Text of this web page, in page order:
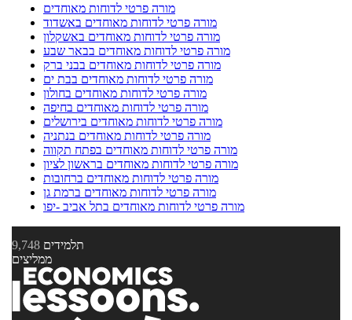
מורה פרטי לדוחות מאוחדים
מורה פרטי לדוחות מאוחדים באשדוד
מורה פרטי לדוחות מאוחדים באשקלון
מורה פרטי לדוחות מאוחדים בבאר שבע
מורה פרטי לדוחות מאוחדים בבני ברק
מורה פרטי לדוחות מאוחדים בבת ים
מורה פרטי לדוחות מאוחדים בחולון
מורה פרטי לדוחות מאוחדים בחיפה
מורה פרטי לדוחות מאוחדים בירושלים
מורה פרטי לדוחות מאוחדים בנתניה
מורה פרטי לדוחות מאוחדים בפתח תקווה
מורה פרטי לדוחות מאוחדים בראשון לציון
מורה פרטי לדוחות מאוחדים ברחובות
מורה פרטי לדוחות מאוחדים ברמת גן
מורה פרטי לדוחות מאוחדים בתל אביב -יפו
9,748 תלמידים
ממליצים